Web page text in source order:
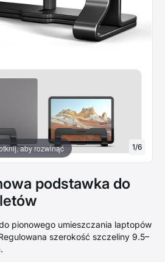
aby rozwinąć 1/6
podstawka do
pionowego umieszczania laptopów
szerokość szczeliny 9.5–